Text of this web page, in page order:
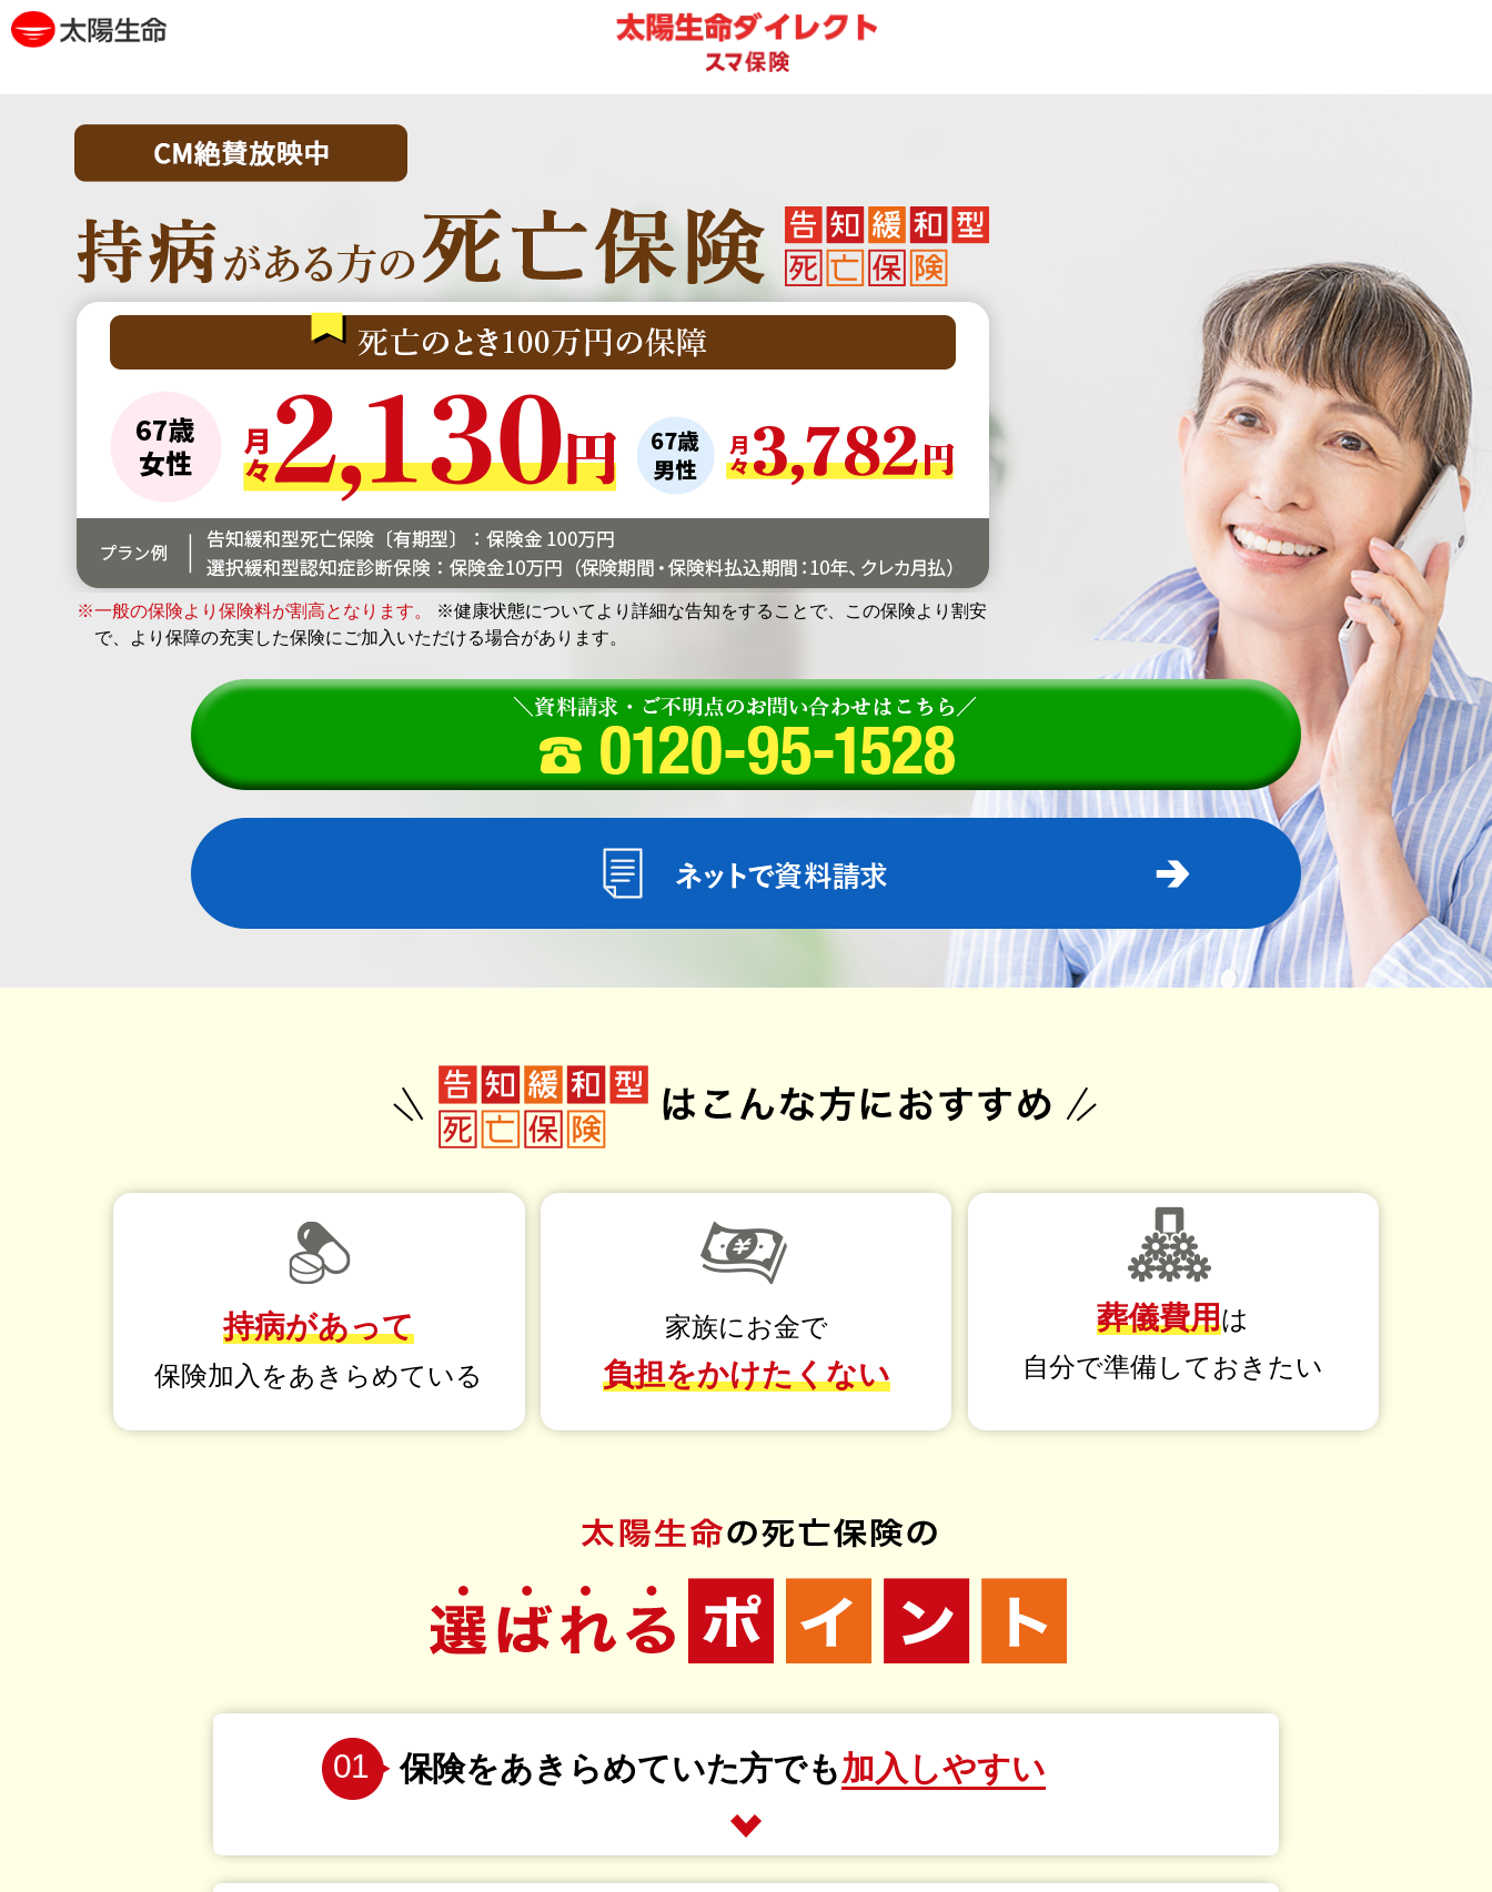
※一般の保険より保険料が割高となります。
※健康状態についてより詳細な告知をすることで、この保険より割安
で、より保障の充実した保険にご加入いただける場合があります。
持病があって
保険加入をあきらめている
家族にお金で
負担をかけたくない
葬儀費用は
自分で準備しておきたい
01 保険をあきらめていた方でも加入しやすい